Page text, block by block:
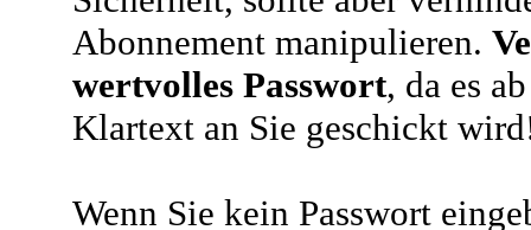
Abonnement manipulieren.
wertvolles Passwort, da es
Klartext an Sie geschickt
Wenn Sie kein Passwort